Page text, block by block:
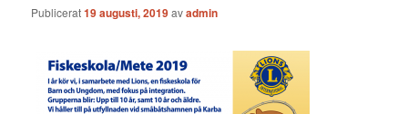
Publicerat19 augusti, 2019avadmin